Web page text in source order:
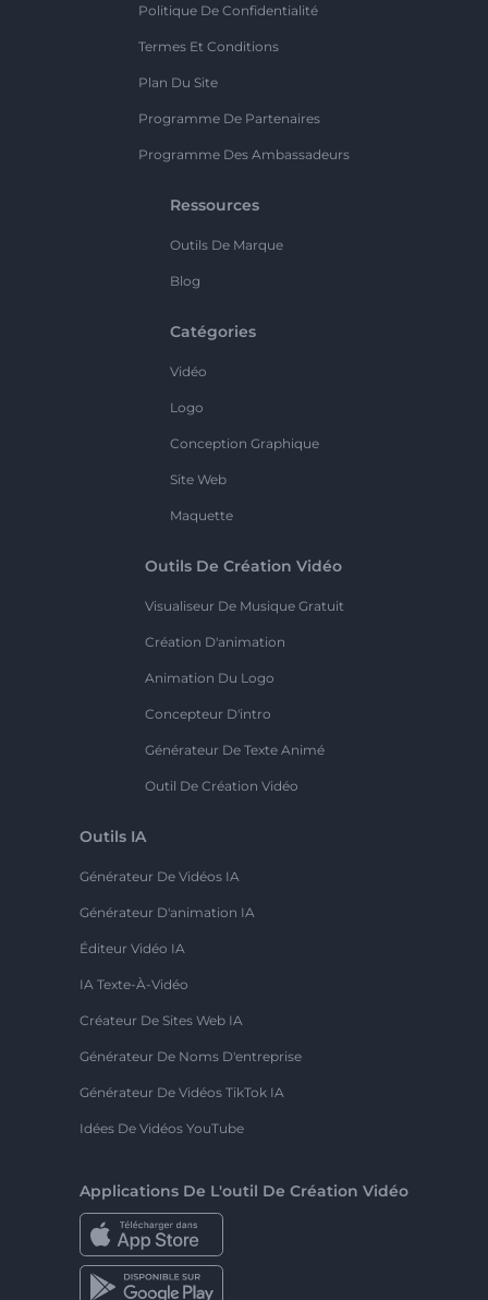
Politique De Confidentialité
Termes Et Conditions
Plan Du Site
Programme De Partenaires
Programme Des Ambassadeurs
Ressources
Outils De Marque
Blog
Catégories
Vidéo
Logo
Conception Graphique
Site Web
Maquette
Outils De Création Vidéo
Visualiseur De Musique Gratuit
Création D'animation
Animation Du Logo
Concepteur D'intro
Générateur De Texte Animé
Outil De Création Vidéo
Outils IA
Générateur De Vidéos IA
Générateur D'animation IA
Éditeur Vidéo IA
IA Texte-À-Vidéo
Créateur De Sites Web IA
Générateur De Noms D'entreprise
Générateur De Vidéos TikTok IA
Idées De Vidéos YouTube
Applications De L'outil De Création Vidéo